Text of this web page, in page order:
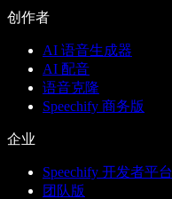
创作者
AI 语音生成器
AI 配音
语音克隆
Speechify 商务版
企业
Speechify 开发者平台
团队版